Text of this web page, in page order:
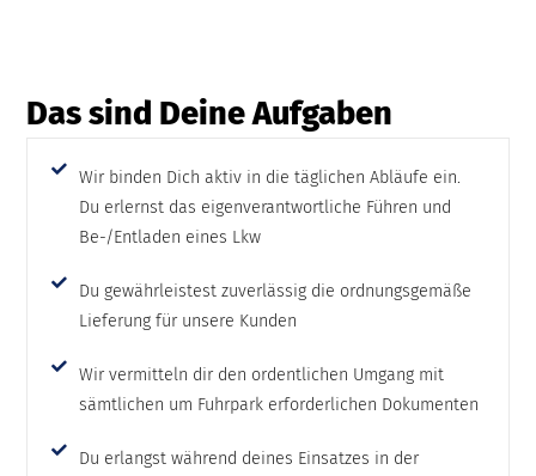
Das sind Deine Aufgaben
Wir binden Dich aktiv in die täglichen Abläufe ein.
Du erlernst das eigenverantwortliche Führen und
Be-/Entladen eines Lkw
Du gewährleistest zuverlässig die ordnungsgemäße
Lieferung für unsere Kunden
Wir vermitteln dir den ordentlichen Umgang mit
sämtlichen um Fuhrpark erforderlichen Dokumenten
Du erlangst während deines Einsatzes in der